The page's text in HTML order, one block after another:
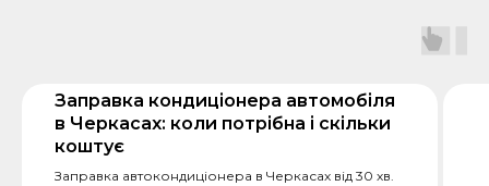
Заправка кондиціонера автомобіля
в Черкасах: коли потрібна і скільки
коштує
Заправка автокондиціонера в Черкасах від 30 хв.